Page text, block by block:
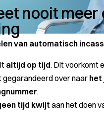
nooit meer
van automatisch
altijd op tijd. Dit voorkomt
gegarandeerd over naarhet
.
tijd kwijtaan het doen